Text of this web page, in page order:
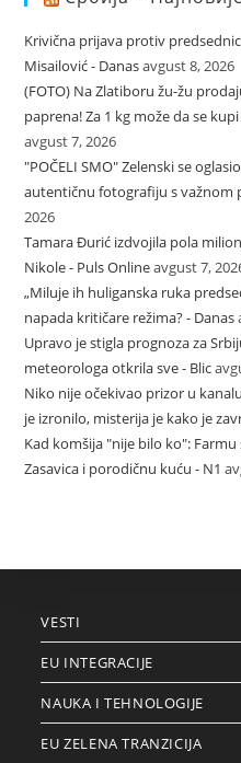
Krivična prijava protiv
Misailović - Danasavgust 8, 2026
(FOTO) Na Zlatiboru žu-žu
paprena! Za 1 kg može da se
avgust 7, 2026
"POČELI SMO" Zelenski se
autentičnu fotografiju s važnom
2026
Tamara Đurić izdvojila pola
Nikole - Puls Onlineavgust 7,
„Miluje ih huliganska ruka
napada kritičare režima? - Danas
Upravo je stigla prognoza za
meteorologa otkrila sve - Blic
Niko nije očekivao prizor u
je izronilo, misterija je kako je
Kad komšija "nije bilo ko":
Zasavica i porodičnu kuću - N1
VESTI
EU INTEGRACIJE
NAUKA I TEHNOLOGIJE
EU ZELENA TRANZICIJA